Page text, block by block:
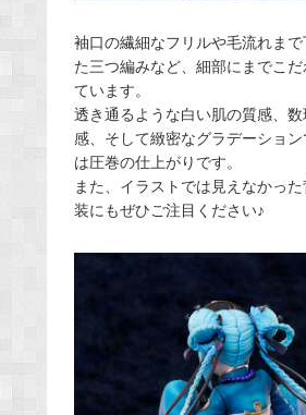
袖口の繊細なフリルや毛流れま
た三つ編みなど、細部にまでこ
ています。
透き通るような白い肌の質感、
感、そして緻密なグラデーショ
は圧巻の仕上がりです。
また、イラストでは見えなかっ
装にもぜひご注目ください♪